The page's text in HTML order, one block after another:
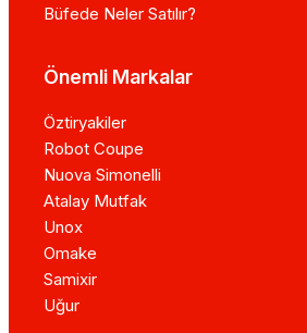
Büfede Neler Satılır?
Önemli Markalar
Öztiryakiler
Robot Coupe
Nuova Simonelli
Atalay Mutfak
Unox
Omake
Samixir
Uğur